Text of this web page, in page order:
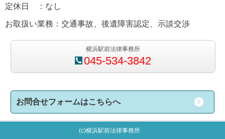
定休日 ：なし
お取扱い業務：交通事故、後遺障害認定、示談交渉
横浜駅前法律事務所
045-534-3842
お問合せフォームはこちらへ
(c)横浜駅前法律事務所